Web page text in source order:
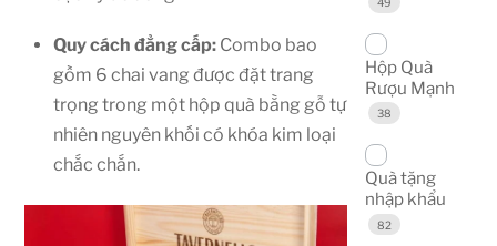
Quy cách đẳng cấp: Combo bao
gồm 6 chai vang được đặt trang
trọng trong một hộp quà bằng gỗ tự
nhiên nguyên khối có khóa kim loại
chắc chắn.
Hộp Quà
Rượu Mạnh
38
Quà tặng
nhập khẩu
82